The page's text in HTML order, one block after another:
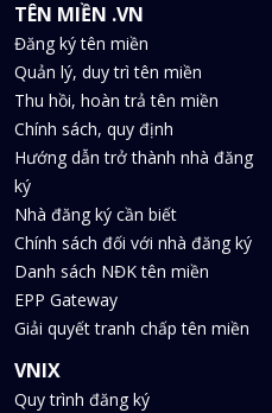
TÊN MIỀN .VN
Đăng ký tên miền
Quản lý, duy trì tên miền
Thu hồi, hoàn trả tên miền
Chính sách, quy định
Hướng dẫn trở thành nhà đăng
ký
Nhà đăng ký cần biết
Chính sách đối với nhà đăng ký
Danh sách NĐK tên miền
EPP Gateway
Giải quyết tranh chấp tên miền
VNIX
Quy trình đăng ký